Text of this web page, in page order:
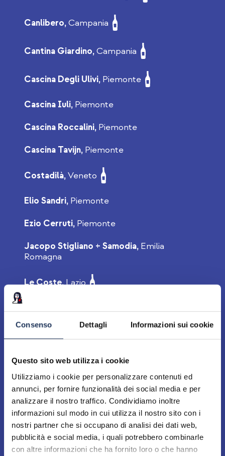
Consenso Dettagli Informazioni sui cookie
Questo sito web utilizza i cookie
Utilizziamo i cookie per personalizzare contenuti ed
annunci, per fornire funzionalità dei social media e per
analizzare il nostro traffico. Condividiamo inoltre
informazioni sul modo in cui utilizza il nostro sito con i
nostri partner che si occupano di analisi dei dati web,
pubblicità e social media, i quali potrebbero combinarle
con altre informazioni che ha fornito loro o che hanno
Canlibero,Campania
Cantina Giardino,Campania
Cascina Degli Ulivi, Piemonte
Cascina Iuli, Piemonte
Cascina Roccalini, Piemonte
Cascina Tavijn, Piemonte
Costadilà,Veneto
Elio Sandri, Piemonte
Ezio Cerruti, Piemonte
Jacopo Stigliano + Samodia, Emilia
Romagna
Le Coste,Lazio
Il Vinco,Lazio
Il Vinco,Lazio
Lammidia,Abruzzo
Loco, Puglia
Malauva,Umbria
Masseria Case Rosse,Sicilia